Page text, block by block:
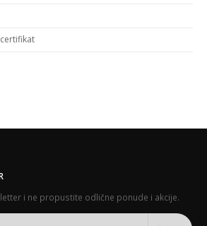
i ne propustite odlične ponude i akcije.